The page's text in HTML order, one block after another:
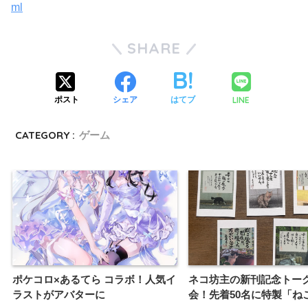
ml
SHARE
ポスト シェア はてブ LINE
CATEGORY : ゲーム
ポケコロ×あるてら コラボ！人気イ
ラストがアバターに
ネコ坊主の新刊記念トー
会！先着50名に特製「ね